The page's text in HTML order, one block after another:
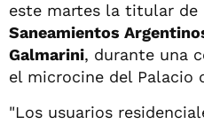
este martes la titular de
Saneamientos
Galmarini, durante una
el microcine del Palacio
"Los usuarios